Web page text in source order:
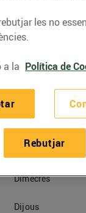
Diumenge
Dilluns
Dimarts
Dimecres
Dijous
les no
a la Política de
Rebutjar